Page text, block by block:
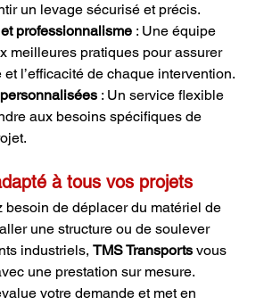
un levage sécurisé et précis.
professionnalisme : Une équipe
meilleures pratiques pour assurer
et l’efficacité de chaque intervention.
: Un service flexible
aux besoins spécifiques de
à tous vos projets
besoin de déplacer du matériel de
une structure ou de soulever
industriels, TMS Transports vous
une prestation sur mesure.
votre demande et met en